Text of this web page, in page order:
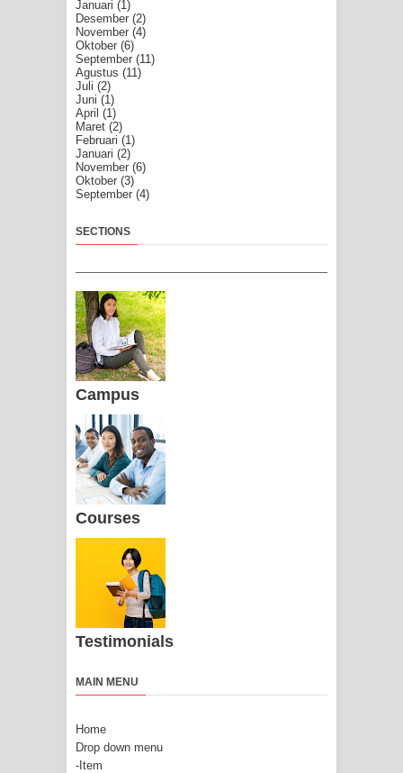
Januari (1)
Desember (2)
November (4)
Oktober (6)
September (11)
Agustus (11)
Juli (2)
Juni (1)
April (1)
Maret (2)
Februari (1)
Januari (2)
November (6)
Oktober (3)
September (4)
SECTIONS
Campus
Courses
Testimonials
MAIN MENU
Home
Drop down menu
-Item